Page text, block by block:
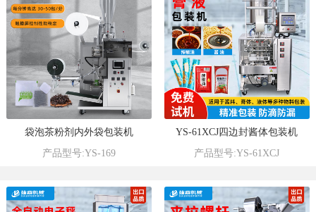
袋泡茶粉剂内外袋包装机
产品型号:YS-169
YS-61XCJ四边封酱体包装机
产品型号:YS-61XCJ